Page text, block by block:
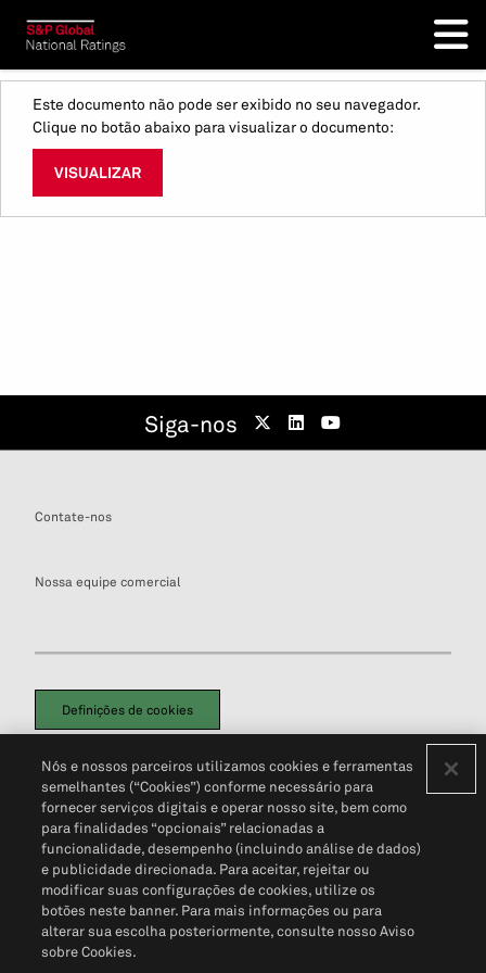
Este documento não pode ser exibido no seu navegador.
Clique no botão abaixo para visualizar o documento:
VISUALIZAR
Siga-nos
Contate-nos
Nossa equipe comercial
Definições de cookies
Política de PrivacidadePortal de privacidade do cliente (em inglês)
Não Venda Minhas Informações Pessoais© 2026 S&P Global
Nós e nossos parceiros utilizamos cookies e ferramentas
semelhantes (“Cookies”) conforme necessário para
fornecer serviços digitais e operar nosso site, bem como
para finalidades “opcionais” relacionadas a
funcionalidade, desempenho (incluindo análise de dados)
e publicidade direcionada. Para aceitar, rejeitar ou
modificar suas configurações de cookies, utilize os
botões neste banner. Para mais informações ou para
alterar sua escolha posteriormente, consulte nosso Aviso
sobre Cookies.